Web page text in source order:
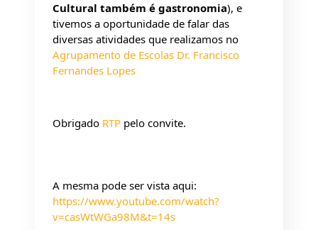
Cultural também é gastronomia), e
tivemos a oportunidade de falar das
Agrupamento de Escolas Dr. Francisco
Fernandes Lopes
Obrigado RTP pelo convite.
https://www.youtube.com/watch?
v=casWtWGa98M&t=14s